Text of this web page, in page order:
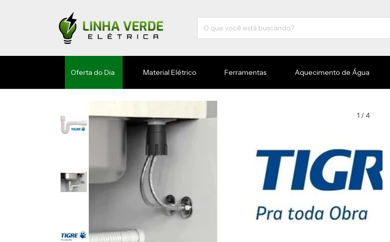
Oferta do Dia Material Elétrico Ferramentas Aquecimento de Água
1 /4